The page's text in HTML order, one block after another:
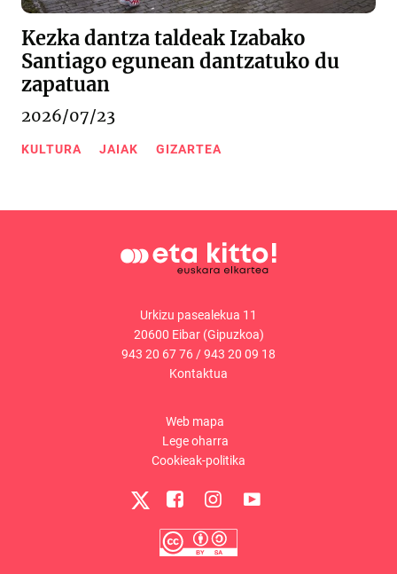
Kezka dantza taldeak Izabako
Santiago egunean dantzatuko du
zapatuan
2026/07/23
KULTURA JAIAK GIZARTEA
Urkizu pasealekua 11
20600 Eibar (Gipuzkoa)
943 20 67 76 /943 20 09 18
Kontaktua
Web mapa
Lege oharra
Cookieak-politika